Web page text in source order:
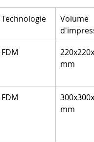
Technologie
Volume
FDM
mm
FDM
mm